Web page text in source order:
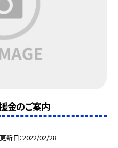
金のご案内
更新日 2022/02/28